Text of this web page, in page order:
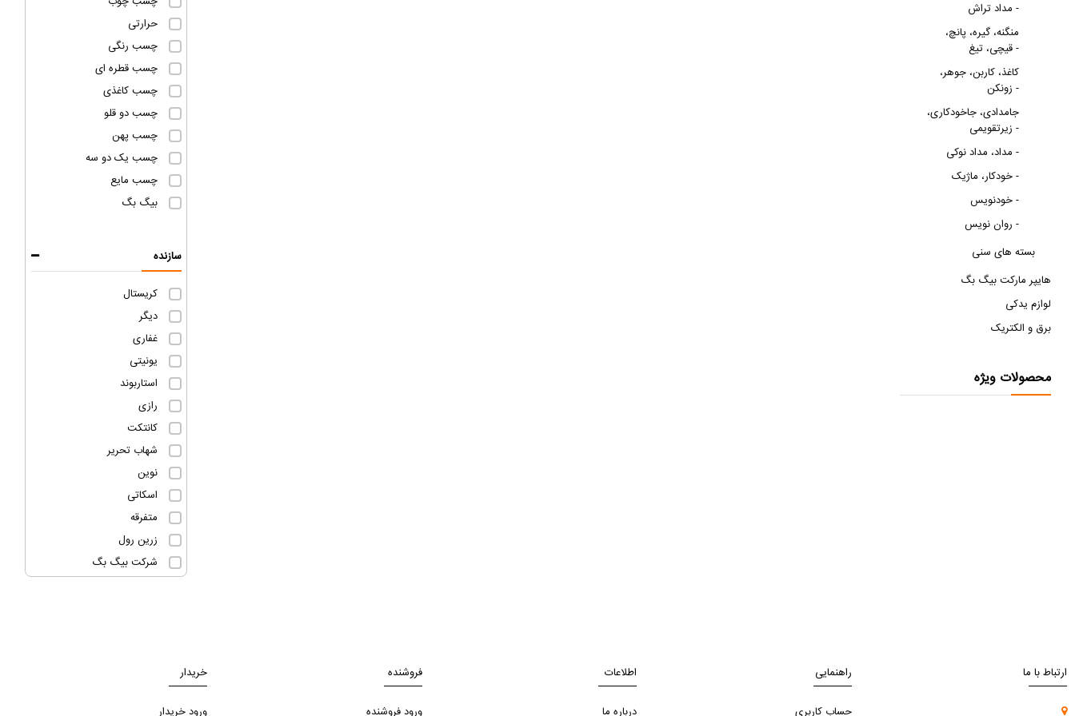
حرارتی
چسب رنگی
چسب قطره ای
چسب کاغذی
چسب دو قلو
چسب پهن
چسب یک دو سه
چسب مایع
بیگ بگ
سازنده
کریستال
دیگر
غفاری
یونیتی
استاربوند
رازی
کانتکت
شهاب تحریر
نوین
اسکاتی
متفرقه
زرین رول
شرکت بیگ بگ
مداد تراش -
منگنه، گیره، پانچ،
قیچی، تیغ -
کاغذ، کاربن، جوهر،
زونکن -
جامدادی، جاخودکاری،
زیرتقویمی -
مداد، مداد نوکی -
خودکار، ماژیک -
خودنویس -
روان نویس -
بسته های سنی
هایپر مارکت بیگ بگ
لوازم یدکی
برق و الکتریک
محصولات ویژه
ارتباط با ما راهنمایی
حساب کاربری
اطلاعات
درباره ما
فروشنده
ورود فروشنده
خریدار
ورود خریدار